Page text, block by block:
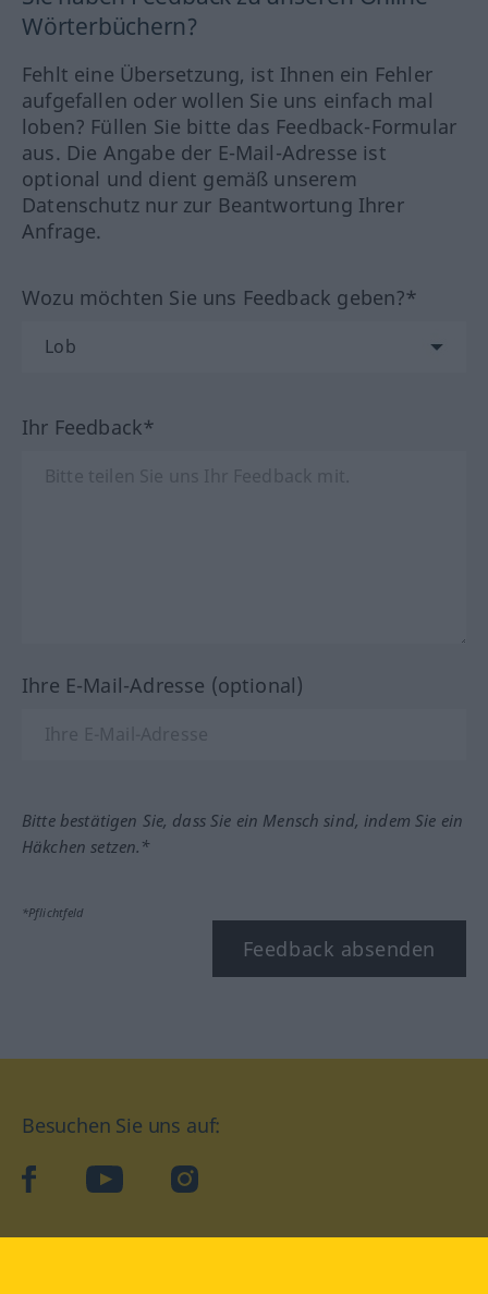
Wörterbüchern?
Fehlt eine Übersetzung, ist Ihnen ein Fehler
aufgefallen oder wollen Sie uns einfach mal
loben? Füllen Sie bitte das Feedback-Formular
aus. Die Angabe der E-Mail-Adresse ist
optional und dient gemäß unserem
Datenschutz nur zur Beantwortung Ihrer
Anfrage.
Wozu möchten Sie uns Feedback geben?*
Ihr Feedback*
Ihre E-Mail-Adresse (optional)
Bitte bestätigen Sie, dass Sie ein Mensch sind, indem Sie ein
Häkchen setzen.*
*Pflichtfeld
Feedback absenden
Besuchen Sie uns auf:
facebookYouTube Instagram